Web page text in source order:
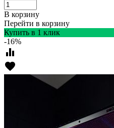
В корзину
Перейти в корзину
Купить в 1 клик
-16%
equalizer
favorite